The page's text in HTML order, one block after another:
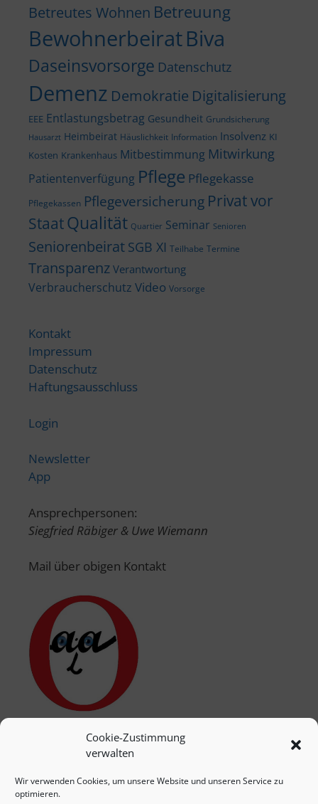
Cookie-Zustimmung
verwalten
Wir verwenden Cookies, um unsere Website und unseren Service zu
optimieren.
Betreutes Wohnen Betreuung
BewohnerbeiratBiva
Daseinsvorsorge Datenschutz
Demenz Demokratie Digitalisierung
EEE Entlastungsbetrag Gesundheit Grundsicherung
Hausarzt Heimbeirat Häuslichkeit Information Insolvenz KI
Kosten Krankenhaus Mitbestimmung Mitwirkung
Patientenverfügung Pflege Pflegekasse
Pflegekassen Pflegeversicherung Privat vor
StaatQualität Quartier Seminar Senioren
Seniorenbeirat SGB XI Teilhabe Termine
Transparenz Verantwortung
Verbraucherschutz Video Vorsorge
Kontakt
Impressum
Datenschutz
Haftungsausschluss
Login
Newsletter
App
Ansprechpersonen:
Siegfried Räbiger & Uwe Wiemann
Mail über obigen Kontakt